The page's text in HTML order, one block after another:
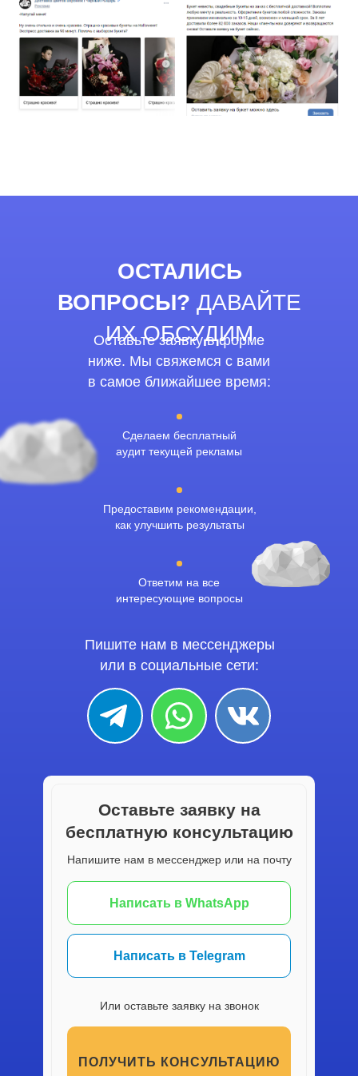
ОСТАЛИСЬ
ВОПРОСЫ? ДАВАЙТЕ
ИХ ОБСУДИМ
Оставьте заявку в форме
ниже. Мы свяжемся с вами
в самое ближайшее время:
Сделаем бесплатный
аудит текущей рекламы
Предоставим рекомендации,
как улучшить результаты
Ответим на все
интересующие вопросы
Пишите нам в мессенджеры
или в социальные сети:
Оставьте заявку на
бесплатную консультацию
ПОЛУЧИТЬ КОНСУЛЬТАЦИЮ
Напишите нам в мессенджер или на почту
Написать в Telegram
Или оставьте заявку на звонок
Написать в WhatsApp